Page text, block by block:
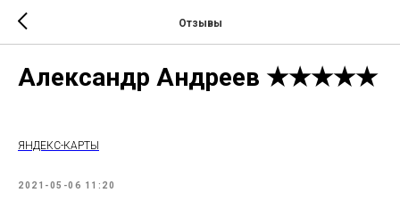
Отзывы
Александр Андреев ★★★★★
ЯНДЕКС-КАРТЫ
2021-05-06 11:20